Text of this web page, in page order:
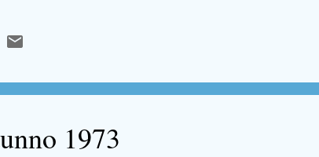
sul Don Sondaggio tra nostri lettori - Che ne
redazi...
1973